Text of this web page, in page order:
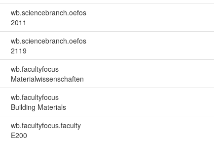
wb.sciencebranch.oefos
2011
wb.sciencebranch.oefos
2119
wb.facultyfocus
Materialwissenschaften
wb.facultyfocus
Building Materials
wb.facultyfocus.faculty
E200